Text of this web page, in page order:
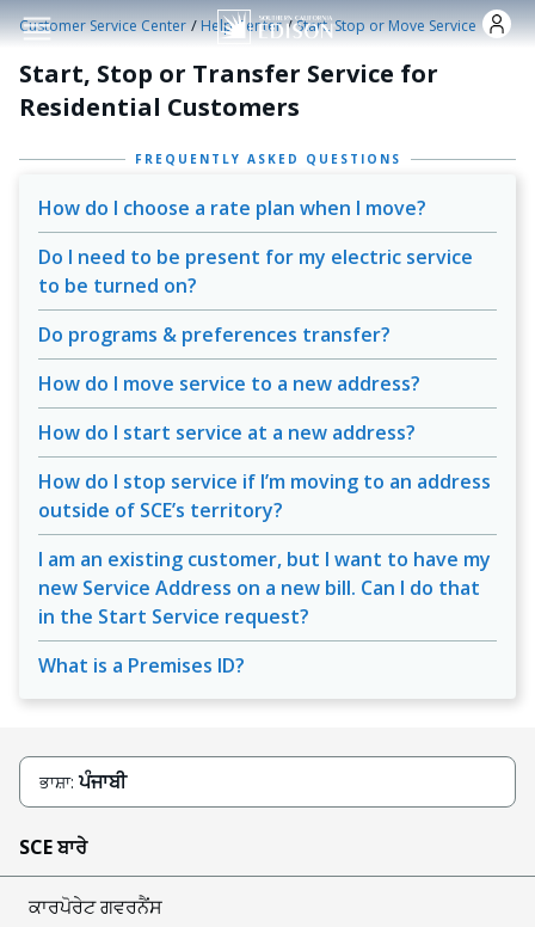
Skip to main content
Customer Service Center /Help Center /Start, Stop or Move Service
Start, Stop or Transfer Service for
Residential Customers
FREQUENTLY ASKED QUESTIONS
How do I choose a rate plan when I move?
Do I need to be present for my electric service
to be turned on?
Do programs & preferences transfer?
How do I move service to a new address?
How do I start service at a new address?
How do I stop service if I’m moving to an address
outside of SCE’s territory?
I am an existing customer, but I want to have my
new Service Address on a new bill. Can I do that
in the Start Service request?
What is a Premises ID?
ਭਾਸ਼ਾ:ਪੰਜਾਬੀ
SCE ਬਾਰੇ
ਕਾਰਪੋਰੇਟ ਗਵਰਨੈਂਸ